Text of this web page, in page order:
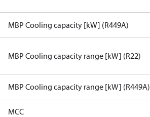
MBP Cooling capacity [kW] (R449A)
MBP Cooling capacity range [kW] (R22)
MBP Cooling capacity range [kW] (R449A)
MCC